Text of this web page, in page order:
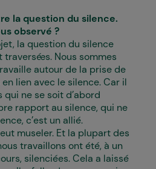
la question du silence.
observé ?
la question du silence
Nous sommes
autour de la prise de
lien avec le silence. Car il
qui ne se soit d’abord
rapport au silence, qui ne
c’est un allié.
museler. Et la plupart des
travaillons ont été, à un
silenciées. Cela a laissé